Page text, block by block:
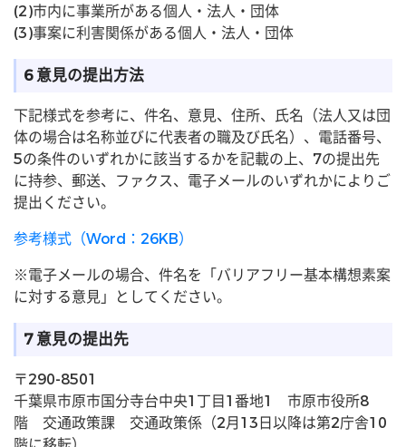
(2)市内に事業所がある個人・法人・団体
(3)事案に利害関係がある個人・法人・団体
6 意見の提出方法
下記様式を参考に、件名、意見、住所、氏名（法人又は団
体の場合は名称並びに代表者の職及び氏名）、電話番号、
5の条件のいずれかに該当するかを記載の上、7の提出先
に持参、郵送、ファクス、電子メールのいずれかによりご
提出ください。
参考様式（Word：26KB）
※電子メールの場合、件名を「バリアフリー基本構想素案
に対する意見」としてください。
7 意見の提出先
〒290-8501
千葉県市原市国分寺台中央1丁目1番地1 市原市役所8
階 交通政策課 交通政策係（2月13日以降は第2庁舎10